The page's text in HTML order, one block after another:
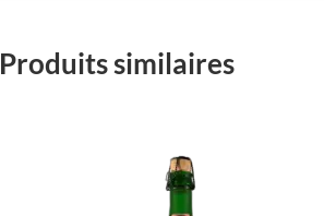
Produits similaires